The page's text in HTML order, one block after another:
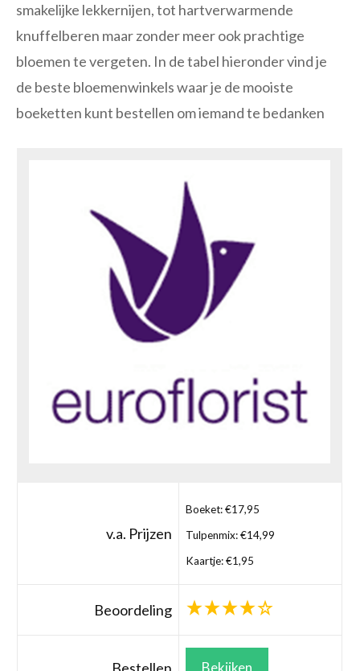
smakelijke lekkernijen, tot hartverwarmende
knuffelberen maar zonder meer ook prachtige
bloemen te vergeten. In de tabel hieronder vind je
de beste bloemenwinkels waar je de mooiste
boeketten kunt bestellen om iemand te bedanken
v.a. Prijzen
Boeket: €17,95
Tulpenmix: €14,99
Kaartje: €1,95
Beoordeling
Bekijken